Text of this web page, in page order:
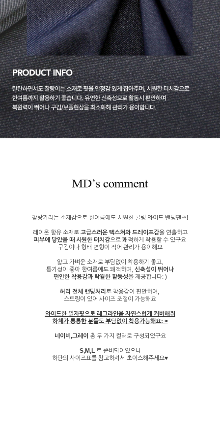
찰랑거리는 소재감으로 한여름에도 시원한 쿨링 와이드 밴딩팬츠!
레이온 함유 소재로 고급스러운 텍스쳐와 드레이프감을 연출하고
피부에 닿았을 때 시원한 터치감으로 쾌적하게 착용할 수 있구요
구김이나 형태 변형이 적어 관리가 용이해요
얇고 가벼운 소재로 부담없이 착용하기 좋고,
통기성이 좋아 한여름에도 쾌적하며, 신축성이 뛰어나
편안한 착용감과 탁월한 활동성을 제공합니다: )
허리 전체 밴딩처리 로 착용감이 편안하며,
스트링이 있어 사이즈 조절이 가능해요
와이드한 일자핏으로 레그라인을 자연스럽게 커버해줘
하체가 통통한 분들도 부담없이 착용가능해요: >
네이비,그레이 총 두 가지 컬러로 구성되었구요
S,M,L 로 준비되어있으니
하단의 사이즈표를 참고하셔서 초이스해주세요♥